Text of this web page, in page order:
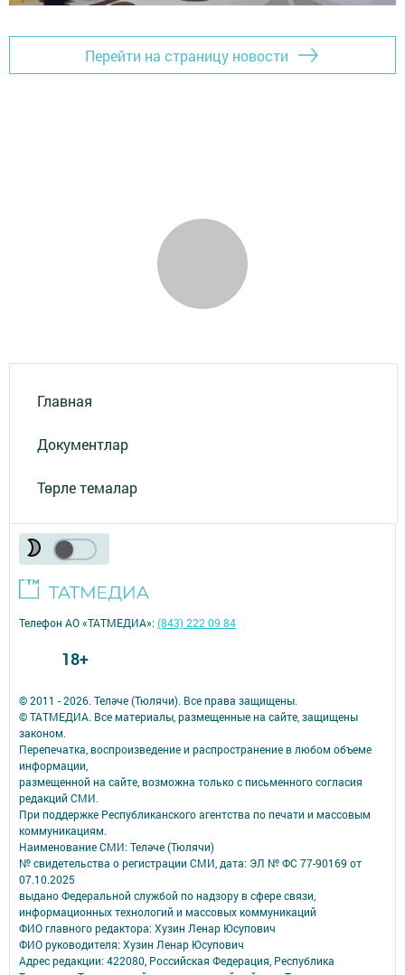
Перейти на страницу новости
Главная
Документлар
Төрле темалар
© 2011 - 2026. Теләче (Тюлячи). Все права защищены.
© ТАТМЕДИА. Все материалы, размещенные на сайте, защищены
законом.
Перепечатка, воспроизведение и распространение в любом объеме
информации,
размещенной на сайте, возможна только с письменного согласия
редакций СМИ.
При поддержке Республиканского агентства по печати и массовым
коммуникациям.
Наименование СМИ: Теләче (Тюлячи)
№ свидетельства о регистрации СМИ, дата: ЭЛ № ФС 77-90169 от
07.10.2025
выдано Федеральной службой по надзору в сфере связи,
информационных технологий и массовых коммуникаций
ФИО главного редактора: Хузин Ленар Юсупович
ФИО руководителя: Хузин Ленар Юсупович
Адрес редакции: 422080, Российская Федерация, Республика
Телефон АО «ТАТМЕДИА»:(843) 222 09 84
18+